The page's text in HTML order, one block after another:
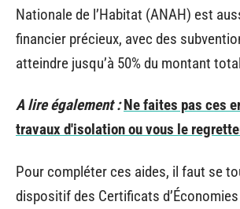
Nationale de l’Habitat (ANAH) est
financier précieux, avec des
atteindre jusqu’à 50% du montant
A lire également : Ne faites pas ces
travaux d'isolation ou vous le
Pour compléter ces aides, il faut se
dispositif des Certificats d’Économies